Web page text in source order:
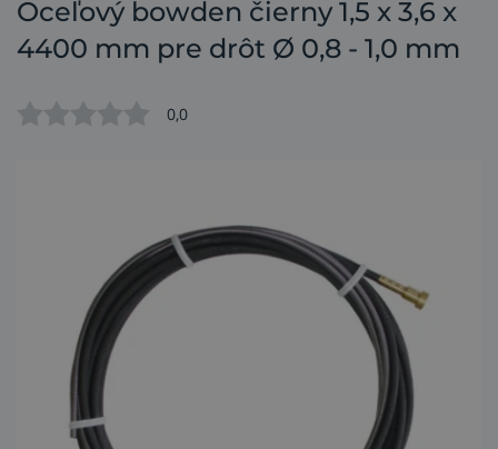
Oceľový bowden čierny 1,5 x 3,6 x
4400 mm pre drôt Ø 0,8 - 1,0 mm
0,0